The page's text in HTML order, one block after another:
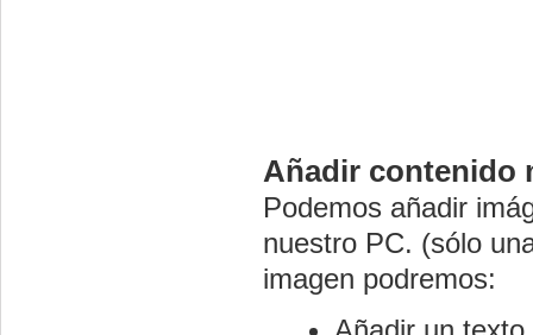
Añadir contenido
Podemos añadir
nuestro PC. (sólo
imagen podremos: